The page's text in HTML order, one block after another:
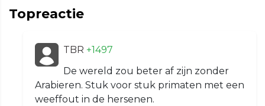
Topreactie
TBR +1497
De wereld zou beter af zijn zonder
Arabieren. Stuk voor stuk primaten met een
weeffout in de hersenen.